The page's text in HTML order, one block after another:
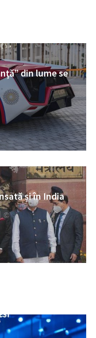
din lume se
și în India